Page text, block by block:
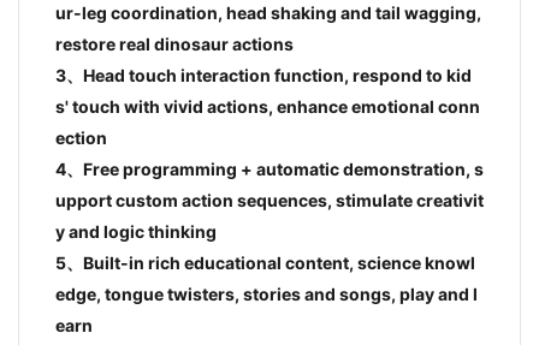
ur-leg coordination, head shaking and tail wagging,
restore real dinosaur actions
3、Head touch interaction function, respond to kid
s' touch with vivid actions, enhance emotional conn
ection
4、Free programming + automatic demonstration, s
upport custom action sequences, stimulate creativit
y and logic thinking
5、Built-in rich educational content, science knowl
edge, tongue twisters, stories and songs, play and l
earn